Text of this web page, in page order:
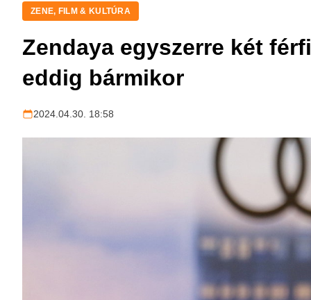
ZENE, FILM & KULTÚRA
Zendaya egyszerre két
eddig bármikor
2024.04.30. 18:58